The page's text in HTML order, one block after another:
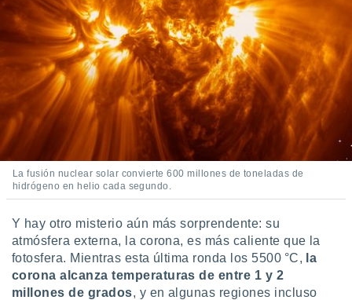
La fusión nuclear solar convierte 600 millones de toneladas de
hidrógeno en helio cada segundo.
Y hay otro misterio aún más sorprendente: su
atmósfera externa, la corona, es más caliente que la
fotosfera. Mientras esta última ronda los 5500 °C, la
corona alcanza temperaturas de entre 1 y 2
millones de grados, y en algunas regiones incluso